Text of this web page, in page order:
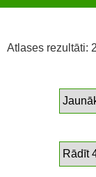
Atlases rezultāti: